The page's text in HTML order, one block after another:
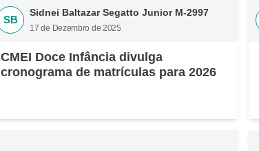
SB
Sidnei Baltazar Segatto Junior M-2997
17 de Dezembro de 2025
CMEI Doce Infância divulga
cronograma de matrículas para 2026